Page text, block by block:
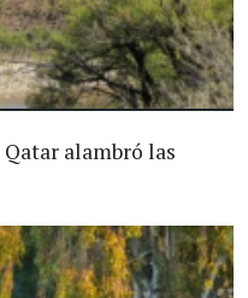
alambró las